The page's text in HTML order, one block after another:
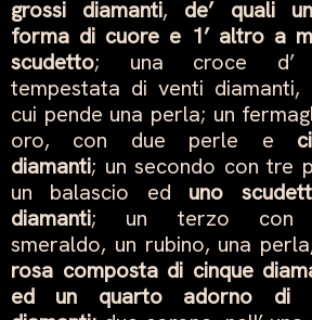
grossi diamanti, de’ quali
forma di cuore e 1’ altro a
scudetto; una croce d’
tempestata di venti diamanti,
cui pende una perla; un
oro, con due perle e
diamanti; un secondo con tre
un balascio ed uno
diamanti; un terzo con
smeraldo, un rubino, una
rosa composta di cinque
ed un quarto adorno di